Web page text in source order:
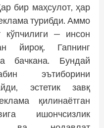
бир маҳсулот, ҳар
турибди. Аммо
кўпчилиги — инсон
йироқ. Гапнинг
бачкана. Бундай
эътиборини
эстетик завқ
қилинаётган
ишончсизлик